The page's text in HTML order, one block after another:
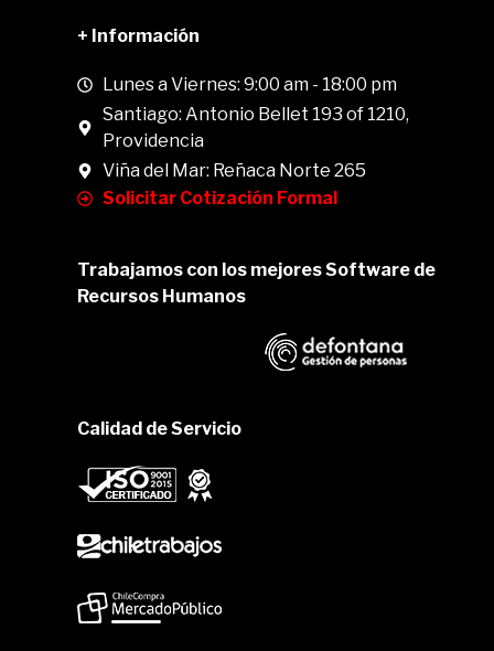
+ Información
Lunes a Viernes: 9:00 am - 18:00 pm
Santiago: Antonio Bellet 193 of 1210,
Providencia
Viña del Mar: Reñaca Norte 265
Solicitar Cotización Formal
Trabajamos con los mejores Software de
Recursos Humanos
Calidad de Servicio